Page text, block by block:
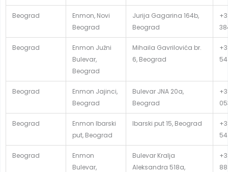
Beograd
Enmon, Novi
Beograd
Jurija Gagarina 164b,
Beograd
Beograd
Enmon Južni
Bulevar,
Beograd
Mihaila Gavrilovića br.
6, Beograd
Beograd
Enmon Jajinci,
Beograd
Bulevar JNA 20a,
Beograd
Beograd
Enmon Ibarski
put, Beograd
Ibarski put 15, Beograd
Beograd
Enmon
Bulevar,
Bulevar Kralja
Aleksandra 518a,